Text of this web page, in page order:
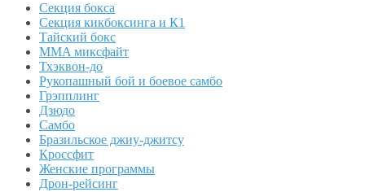
Секция бокса
Секция кикбоксинга и К1
Тайский бокс
MMA миксфайт
Тхэквон-до
Рукопашный бой и боевое самбо
Грэпплинг
Дзюдо
Самбо
Бразильское джиу-джитсу
Кроссфит
Женские программы
Дрон-рейсинг